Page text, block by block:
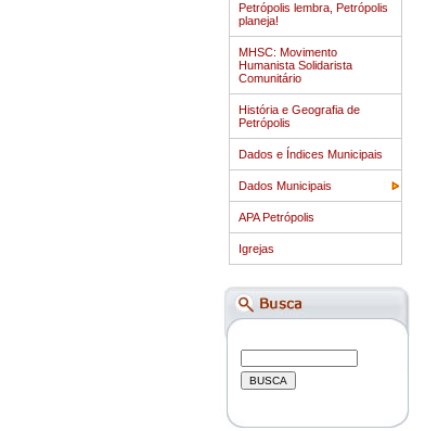
Petrópolis lembra, Petrópolis
planeja!
MHSC: Movimento
Humanista Solidarista
Comunitário
História e Geografia de
Petrópolis
Dados e Índices Municipais
Dados Municipais
APA Petrópolis
Igrejas